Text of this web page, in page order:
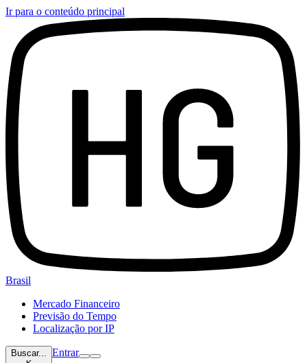
Ir para o conteúdo principal
Brasil
Mercado Financeiro
Previsão do Tempo
Localização por IP
Buscar...
Entrar